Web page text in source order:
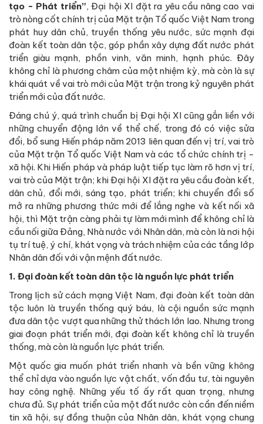
tạo - Phát triển”, Đại hội XI đặt ra yêu cầu nâng cao vai
trò nòng cốt chính trị của Mặt trận Tổ quốc Việt Nam trong
phát huy dân chủ, truyền thống yêu nước, sức mạnh đại
đoàn kết toàn dân tộc, góp phần xây dựng đất nước phát
triển giàu mạnh, phồn vinh, văn minh, hạnh phúc. Đây
không chỉ là phương châm của một nhiệm kỳ, mà còn là sự
khái quát về vai trò mới của Mặt trận trong kỷ nguyên phát
triển mới của đất nước.
Đáng chú ý, quá trình chuẩn bị Đại hội XI cũng gắn liền với
những chuyển động lớn về thể chế, trong đó có việc sửa
đổi, bổ sung Hiến pháp năm 2013 liên quan đến vị trí, vai trò
của Mặt trận Tổ quốc Việt Nam và các tổ chức chính trị -
xã hội. Khi Hiến pháp và pháp luật tiếp tục làm rõ hơn vị trí,
vai trò của Mặt trận; khi Đại hội XI đặt ra yêu cầu đoàn kết,
dân chủ, đổi mới, sáng tạo, phát triển; khi chuyển đổi số
mở ra những phương thức mới để lắng nghe và kết nối xã
hội, thì Mặt trận càng phải tự làm mới mình để không chỉ là
cầu nối giữa Đảng, Nhà nước với Nhân dân, mà còn là nơi hội
tụ trí tuệ, ý chí, khát vọng và trách nhiệm của các tầng lớp
Nhân dân đối với vận mệnh đất nước.
1. Đại đoàn kết toàn dân tộc là nguồn lực phát triển
Trong lịch sử cách mạng Việt Nam, đại đoàn kết toàn dân
tộc luôn là truyền thống quý báu, là cội nguồn sức mạnh
đưa dân tộc vượt qua những thử thách lớn lao. Nhưng trong
giai đoạn phát triển mới, đại đoàn kết không chỉ là truyền
thống, mà còn là nguồn lực phát triển.
Một quốc gia muốn phát triển nhanh và bền vững không
thể chỉ dựa vào nguồn lực vật chất, vốn đầu tư, tài nguyên
hay công nghệ. Những yếu tố ấy rất quan trọng, nhưng
chưa đủ. Sự phát triển của một đất nước còn cần đến niềm
tin xã hội, sự đồng thuận của Nhân dân, khát vọng chung